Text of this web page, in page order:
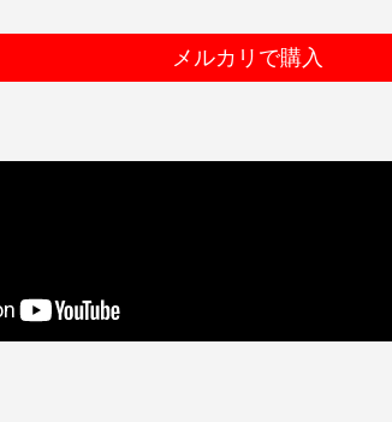
メルカリで購入